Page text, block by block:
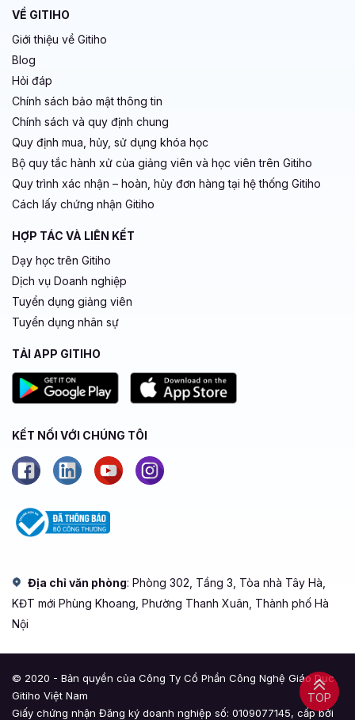
TOP
VỀ GITIHO
Giới thiệu về Gitiho
Blog
Hỏi đáp
Chính sách bảo mật thông tin
Chính sách và quy định chung
Quy định mua, hủy, sử dụng khóa học
Bộ quy tắc hành xử của giảng viên và học viên trên Gitiho
Quy trình xác nhận – hoàn, hủy đơn hàng tại hệ thống Gitiho
Cách lấy chứng nhận Gitiho
HỢP TÁC VÀ LIÊN KẾT
Dạy học trên Gitiho
Dịch vụ Doanh nghiệp
Tuyển dụng giảng viên
Tuyển dụng nhân sự
TẢI APP GITIHO
KẾT NỐI VỚI CHÚNG TÔI
Địa chỉ văn phòng: Phòng 302, Tầng 3, Tòa nhà Tây Hà,
KĐT mới Phùng Khoang, Phường Thanh Xuân, Thành phố Hà
Nội
© 2020 - Bản quyền của Công Ty Cổ Phần Công Nghệ Giáo Dục
Gitiho Việt Nam
Giấy chứng nhận Đăng ký doanh nghiệp số: 0109077145, cấp bởi